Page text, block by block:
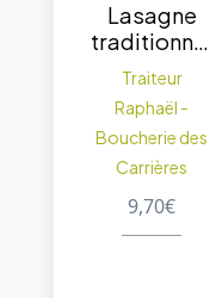
Lasagne
traditionnel
le – portion
de 500 g.
Traiteur
Raphaël -
Boucherie des
Carrières
9,70€